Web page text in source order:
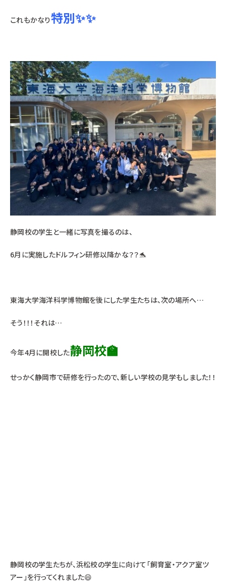
これもかなり特別✨✨
静岡校の学生と一緒に写真を撮るのは、
6月に実施したドルフィン研修以降かな？？🐬
東海大学海洋科学博物館を後にした学生たちは、次の場所へ…
そう！！！それは…
今年4月に開校した静岡校🏫
せっかく静岡市で研修を行ったので、新しい学校の見学もしました！！
静岡校の学生たちが、浜松校の学生に向けて「飼育室・アクア室ツ
アー」を行ってくれました😄